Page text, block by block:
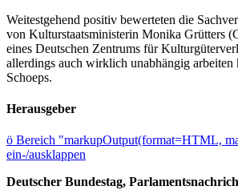
Weitestgehend positiv bewerteten die
von Kulturstaatsministerin Monika Grütters
eines Deutschen Zentrums für
allerdings auch wirklich unabhängig arbeiten
Schoeps.
Herausgeber
ö Bereich "markupOutput(format=HTML,
ein-/ausklappen
Deutscher Bundestag,